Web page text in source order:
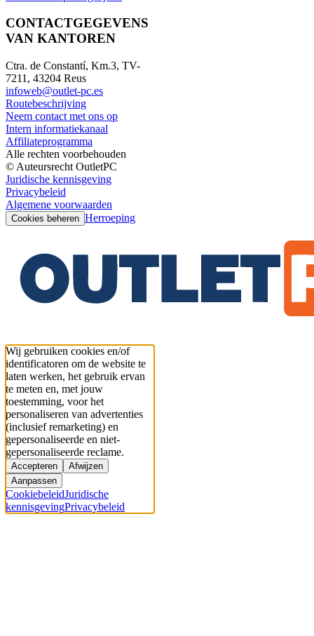
CONTACTGEGEVENS
VAN KANTOREN
Ctra. de Constantí, Km.3, TV-
7211, 43204 Reus
infoweb@outlet-pc.es
Routebeschrijving
Neem contact met ons op
Intern informatiekanaal
Affiliateprogramma
Alle rechten voorbehouden
© Auteursrecht OutletPC
Juridische kennisgeving
Privacybeleid
Algemene voorwaarden
Cookies beheren Herroeping
Wij gebruiken cookies en/of
identificatoren om de website te
laten werken, het gebruik ervan
te meten en, met jouw
toestemming, voor het
personaliseren van advertenties
(inclusief remarketing) en
gepersonaliseerde en niet-
gepersonaliseerde reclame.
Accepteren
Afwijzen
Aanpassen
CookiebeleidJuridische
kennisgevingPrivacybeleid